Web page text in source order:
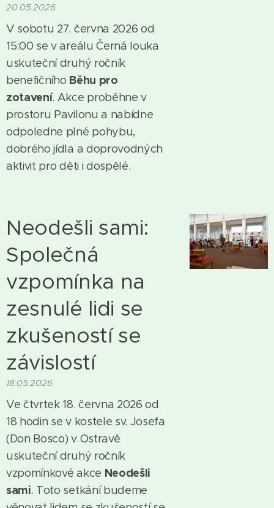
20.05.2026
V sobotu 27. června 2026 od
15:00 se v areálu Černá louka
uskuteční druhý ročník
benefičního Běhu pro
zotavení. Akce proběhne v
prostoru Pavilonu a nabídne
odpoledne plné pohybu,
dobrého jídla a doprovodných
aktivit pro děti i dospělé.
Neodešli sami:
Společná
vzpomínka na
zesnulé lidi se
zkušeností se
závislostí
18.05.2026
Ve čtvrtek 18. června 2026 od
18 hodin se v kostele sv. Josefa
(Don Bosco) v Ostravě
uskuteční druhý ročník
vzpomínkové akce Neodešli
sami. Toto setkání budeme